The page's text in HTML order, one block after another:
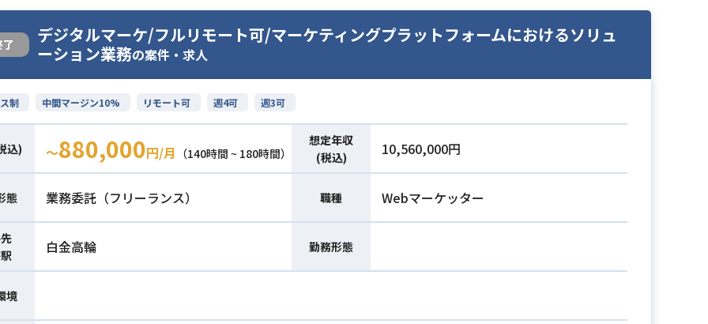
デジタルマーケ/フルリモート可/マーケティングプラットフォームにおけるソリュ
ーション業務の案件・求人
制 中間マージン10% リモート可 週4可 週3可
込) 〜880,000円/月 （140時間 ~ 180時間）
想定年収
(税込)
10,560,000円
態 業務委託（フリーランス） 職種 Webマーケッター
白金高輪 勤務形態
境